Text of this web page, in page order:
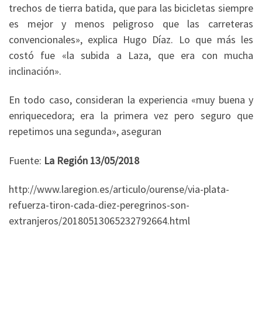
trechos de tierra batida, que para las bicicletas siempre
es mejor y menos peligroso que las carreteras
convencionales», explica Hugo Díaz. Lo que más les
costó fue «la subida a Laza, que era con mucha
inclinación».
En todo caso, consideran la experiencia «muy buena y
enriquecedora; era la primera vez pero seguro que
repetimos una segunda», aseguran
Fuente: La Región 13/05/2018
http://www.laregion.es/articulo/ourense/via-plata-
refuerza-tiron-cada-diez-peregrinos-son-
extranjeros/20180513065232792664.html